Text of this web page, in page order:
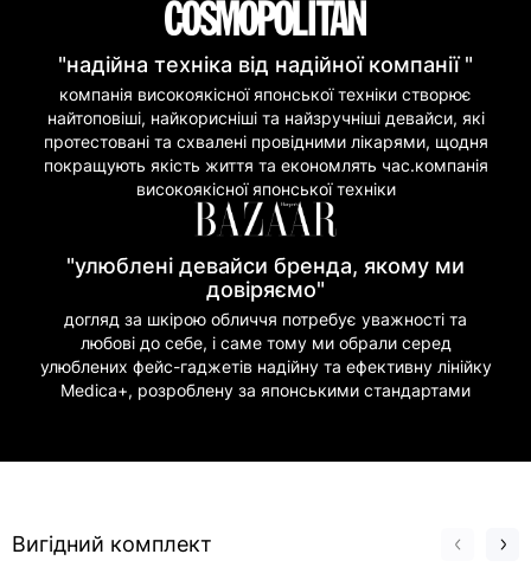
"надійна техніка від надійної компанії "
компанія високоякісної японської техніки створює
найтоповіші, найкорисніші та найзручніші девайси, які
протестовані та схвалені провідними лікарями, щодня
покращують якість життя та економлять час.компанія
високоякісної японської техніки
"улюблені девайси бренда, якому ми
довіряємо"
догляд за шкірою обличчя потребує уважності та
любові до себе, і саме тому ми обрали серед
улюблених фейс-гаджетів надійну та ефективну лінійку
Medica+, розроблену за японськими стандартами
Вигідний комплект